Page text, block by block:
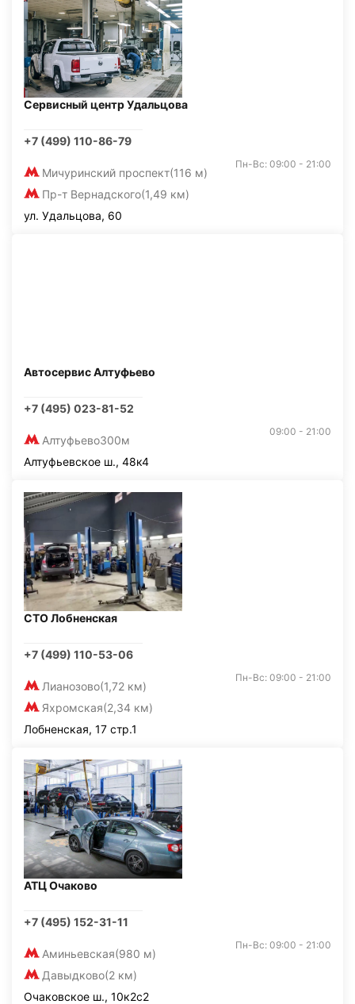
Сервисный центр Удальцова
+7 (499) 110-86-79
Мичуринский проспект(116 м)
Пр-т Вернадского(1,49 км)
Пн-Вс: 09:00 - 21:00
ул. Удальцова, 60
Автосервис Алтуфьево
+7 (495) 023-81-52
Алтуфьево300м
09:00 - 21:00
Алтуфьевское ш., 48к4
СТО Лобненская
+7 (499) 110-53-06
Лианозово(1,72 км)
Яхромская(2,34 км)
Пн-Вс: 09:00 - 21:00
Лобненская, 17 стр.1
АТЦ Очаково
+7 (495) 152-31-11
Аминьевская(980 м)
Давыдково(2 км)
Пн-Вс: 09:00 - 21:00
Очаковское ш., 10к2с2